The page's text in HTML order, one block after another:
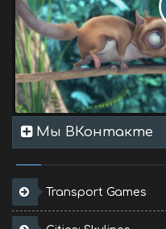
Мы ВКонтакте
Transport Games